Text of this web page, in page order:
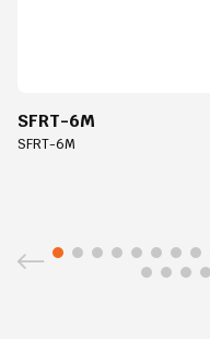
SFRT-6M
SFRT-6M